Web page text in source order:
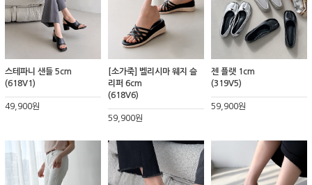
스테파니 샌들 5cm
(618V1)
49,900원
[소가죽] 벨리시마 웨지 슬
리퍼 6cm
(618V6)
59,900원
젠 플랫 1cm
(319V5)
59,900원